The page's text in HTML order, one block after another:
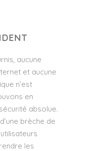
aucune
et aucune
n’est
en
absolue.
brèche de
les